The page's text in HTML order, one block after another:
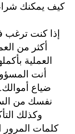
كيف يمكنك
إذا كنت ترغب
أكثر من
العملية
أنت
ضياع
نفسك من
وكذلك
كلمات